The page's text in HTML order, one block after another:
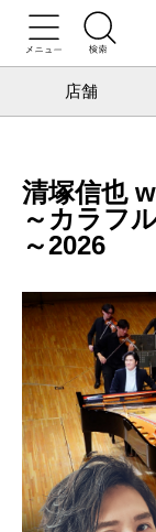
店舗
トップ チケット
清塚信也 with NHK交
清塚信也
～カラフ
～2026